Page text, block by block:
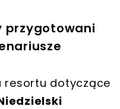
przygotowani
resortu dotyczące